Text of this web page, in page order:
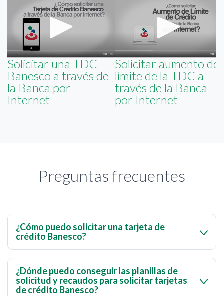
Solicitar una TDC
Banesco a través de
la Banca por
Internet
Solicitar aumento de
límite de la TDC a
través de la Banca
por Internet
Preguntas frecuentes
¿Cómo puedo solicitar una tarjeta de
crédito Banesco?
Si eres cliente Banesco y deseas solicitar una tarjetas de
crédito Visa o MasterCard, debes ingresar al menú de
Banca por Internet > Solicitudes Online Tarjetas de
Crédito. Accede con el mismo usuario y clave que
¿Dónde puedo conseguir las planillas de
solicitud y recaudos para solicitar tarjetas
de crédito Banesco?